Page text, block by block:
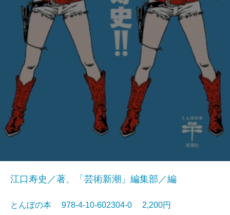
江口寿史／著、「芸術新潮」編集部／編
とんぼの本 978-4-10-602304-0 2,200円